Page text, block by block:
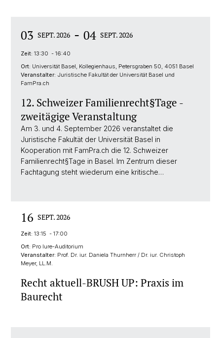
03 SEPT. 2026 - 04 SEPT. 2026
Zeit: 13:30 - 16:40
Ort: Universität Basel, Kollegienhaus, Petersgraben 50, 4051 Basel
Veranstalter: Juristische Fakultät der Universität Basel und
FamPra.ch
12. Schweizer Familienrecht§Tage -
zweitägige Veranstaltung
Am 3. und 4. September 2026 veranstaltet die
Juristische Fakultät der Universität Basel in
Kooperation mit FamPra.ch die 12. Schweizer
Familienrecht§Tage in Basel. Im Zentrum dieser
Fachtagung steht wiederum eine kritische…
16 SEPT. 2026
Zeit: 13:15 - 17:00
Ort: Pro Iure-Auditorium
Veranstalter: Prof. Dr. iur. Daniela Thurnherr / Dr. iur. Christoph
Meyer, LL.M.
Recht aktuell-BRUSH UP: Praxis im
Baurecht